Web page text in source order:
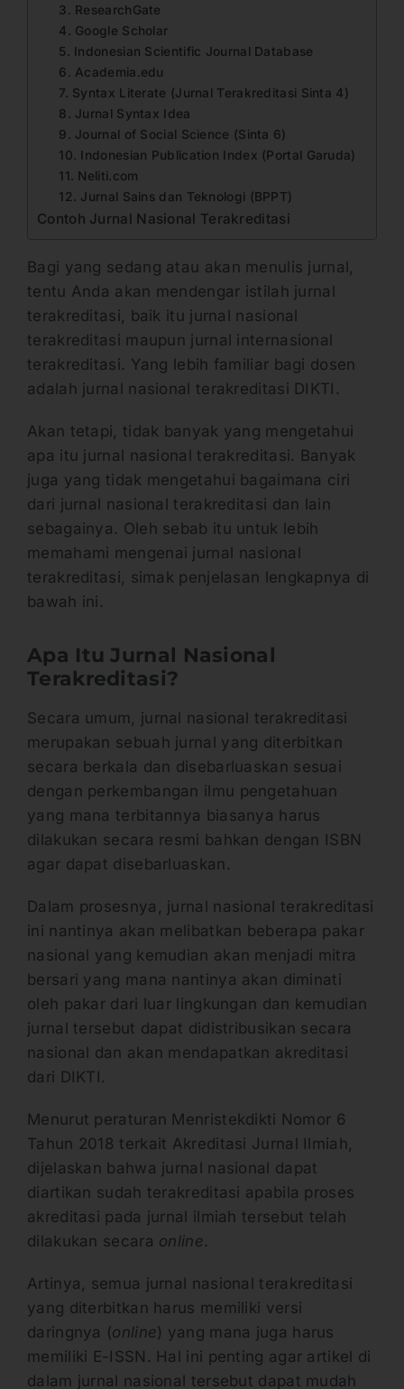
3. ResearchGate
4. Google Scholar
5. Indonesian Scientific Journal Database
6. Academia.edu
7. Syntax Literate (Jurnal Terakreditasi Sinta 4)
8. Jurnal Syntax Idea
9. Journal of Social Science (Sinta 6)
10. Indonesian Publication Index (Portal Garuda)
11. Neliti.com
12. Jurnal Sains dan Teknologi (BPPT)
Contoh Jurnal Nasional Terakreditasi
Bagi yang sedang atau akan menulis jurnal,
tentu Anda akan mendengar istilah jurnal
terakreditasi, baik itu jurnal nasional
terakreditasi maupun jurnal internasional
terakreditasi. Yang lebih familiar bagi dosen
adalah jurnal nasional terakreditasi DIKTI.
Akan tetapi, tidak banyak yang mengetahui
apa itu jurnal nasional terakreditasi. Banyak
juga yang tidak mengetahui bagaimana ciri
dari jurnal nasional terakreditasi dan lain
sebagainya. Oleh sebab itu untuk lebih
memahami mengenai jurnal nasional
terakreditasi, simak penjelasan lengkapnya di
bawah ini.
Apa Itu Jurnal Nasional
Terakreditasi?
Secara umum, jurnal nasional terakreditasi
merupakan sebuah jurnal yang diterbitkan
secara berkala dan disebarluaskan sesuai
dengan perkembangan ilmu pengetahuan
yang mana terbitannya biasanya harus
dilakukan secara resmi bahkan dengan ISBN
agar dapat disebarluaskan.
Dalam prosesnya, jurnal nasional terakreditasi
ini nantinya akan melibatkan beberapa pakar
nasional yang kemudian akan menjadi mitra
bersari yang mana nantinya akan diminati
oleh pakar dari luar lingkungan dan kemudian
jurnal tersebut dapat didistribusikan secara
nasional dan akan mendapatkan akreditasi
dari DIKTI.
Menurut peraturan Menristekdikti Nomor 6
Tahun 2018 terkait Akreditasi Jurnal Ilmiah,
dijelaskan bahwa jurnal nasional dapat
diartikan sudah terakreditasi apabila proses
akreditasi pada jurnal ilmiah tersebut telah
dilakukan secara online.
Artinya, semua jurnal nasional terakreditasi
yang diterbitkan harus memiliki versi
daringnya (online) yang mana juga harus
memiliki E-ISSN. Hal ini penting agar artikel di
dalam jurnal nasional tersebut dapat mudah